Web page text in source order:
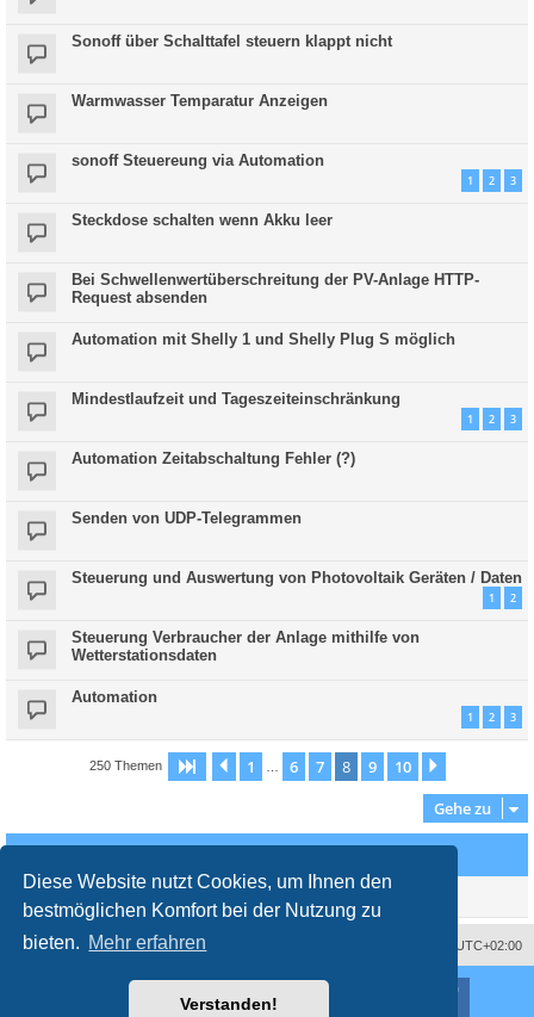
Diese Website nutzt Cookies, um Ihnen den
bestmöglichen Komfort bei der Nutzung zu
bieten. Mehr erfahren
Verstanden!
Sonoff über Schalttafel steuern klappt nicht
Warmwasser Temparatur Anzeigen
sonoff Steuereung via Automation
1 2 3
Steckdose schalten wenn Akku leer
Bei Schwellenwertüberschreitung der PV-Anlage HTTP-
Request absenden
Automation mit Shelly 1 und Shelly Plug S möglich
Mindestlaufzeit und Tageszeiteinschränkung
1 2 3
Automation Zeitabschaltung Fehler (?)
Senden von UDP-Telegrammen
Steuerung und Auswertung von Photovoltaik Geräten / Daten
1 2
Steuerung Verbraucher der Anlage mithilfe von
Wetterstationsdaten
Automation
1 2 3
250 Themen Seite von 10
Vorherige
1 6 7 8 9 10
Gehe zu
UTC+02:00
Impressum
Nutzungsbedingungen Datenschutzerklärung
® Forum Software © phpBB Limited